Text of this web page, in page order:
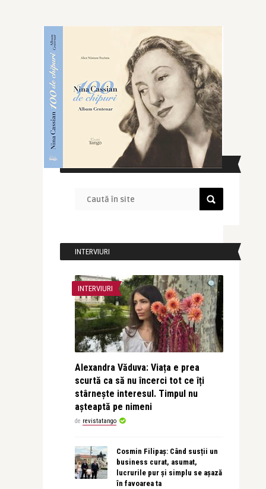
CAUTĂ ÎN SITE
INTERVIURI
INTERVIURI
Alexandra Văduva: Viața e prea
scurtă ca să nu încerci tot ce îți
stârnește interesul. Timpul nu
așteaptă pe nimeni
de revistatango
Cosmin Filipaș: Când susții un
business curat, asumat,
lucrurile pur și simplu se așază
în favoarea ta